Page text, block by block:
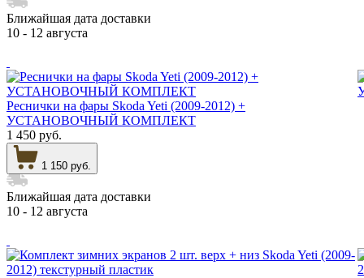
Ближайшая дата доставки
10 - 12 августа
Реснички на фары Skoda Yeti (2009-2012) +
УСТАНОВОЧНЫЙ КОМПЛЕКТ
1 450 руб.
1 150 руб.
Ближайшая дата доставки
10 - 12 августа